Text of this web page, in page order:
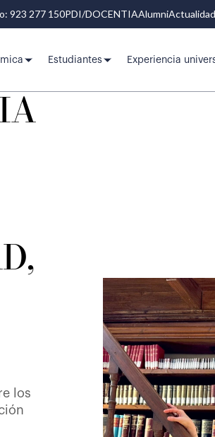
923 277 150PDI/DOCENTIAAlumni
Estudiantes Experiencia
los